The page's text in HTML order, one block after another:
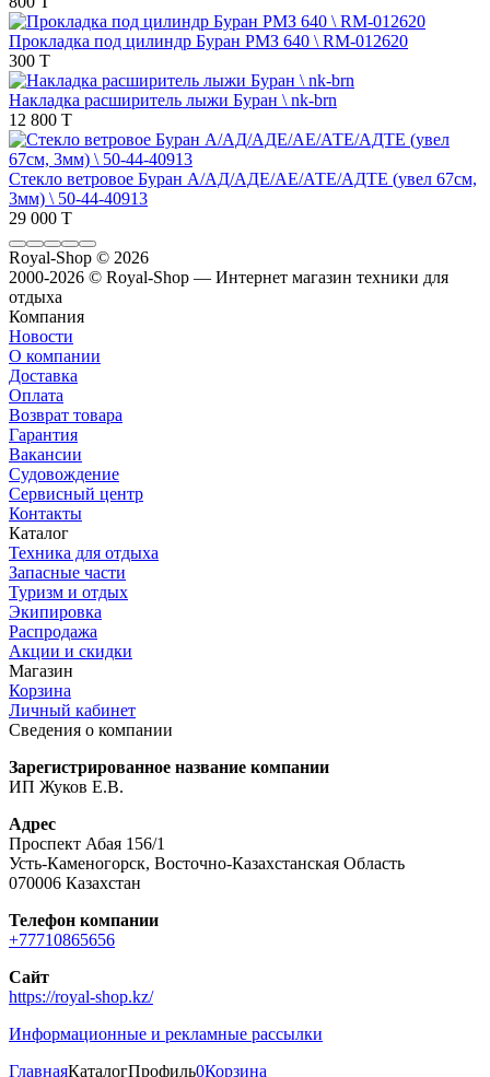
Прокладка под цилиндр Буран РМЗ 640 \ RM-012620
300 T
Накладка расширитель лыжи Буран \ nk-brn
12 800 T
Стекло ветровое Буран А/АД/АДЕ/АЕ/АТЕ/АДТЕ (увел 67см,
3мм) \ 50-44-40913
29 000 T
Royal-Shop © 2026
2000-2026 © Royal-Shop — Интернет магазин техники для
отдыха
Компания
Новости
О компании
Доставка
Оплата
Возврат товара
Гарантия
Вакансии
Судовождение
Сервисный центр
Контакты
Каталог
Техника для отдыха
Запасные части
Туризм и отдых
Экипировка
Распродажа
Акции и скидки
Магазин
Корзина
Личный кабинет
Сведения о компании
Зарегистрированное название компании
ИП Жуков Е.В.
Адрес
Проспект Абая 156/1
Усть-Каменогорск, Восточно-Казахстанская Область
070006 Казахстан
Телефон компании
+77710865656
Сайт
https://royal-shop.kz/
Информационные и рекламные рассылки
ГлавнаяКаталогПрофиль0Корзина